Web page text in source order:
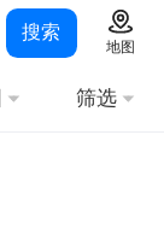
搜索
地图
筛选